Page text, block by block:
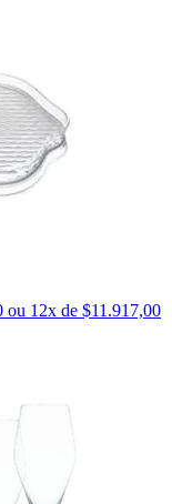
ou 12x de $11.917,00